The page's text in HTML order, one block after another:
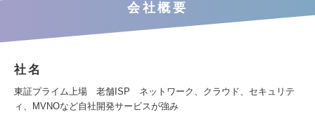
会社概要
社名
東証プライム上場 老舗ISP ネットワーク、クラウド、セキュリテ
ィ、MVNOなど自社開発サービスが強み